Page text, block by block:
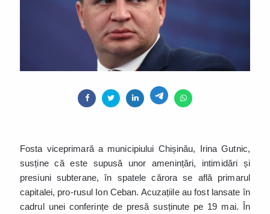
Fosta viceprimară a municipiului Chișinău, Irina Gutnic,
susține că este supusă unor amenințări, intimidări și
presiuni subterane, în spatele cărora se află primarul
capitalei, pro-rusul Ion Ceban. Acuzațiile au fost lansate în
cadrul unei conferințe de presă susținute pe 19 mai. În